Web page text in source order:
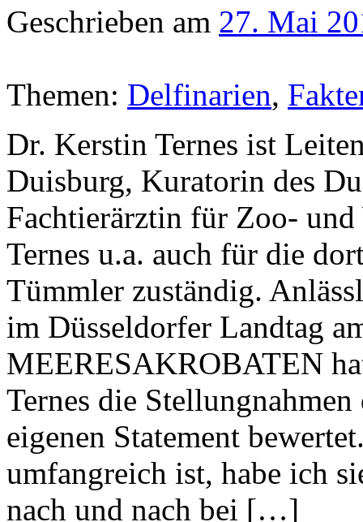
Geschrieben am 27. Mai
Themen: Delfinarien,
Dr. Kerstin Ternes ist
Duisburg, Kuratorin des
Fachtierärztin für Zoo-
Ternes u.a. auch für die
Tümmler zuständig.
im Düsseldorfer Landtag
MEERESAKROBATEN
Ternes die
eigenen Statement
umfangreich ist, habe ich
nach und nach bei […]